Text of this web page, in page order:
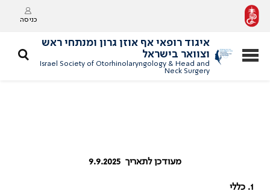
כניסה
איגוד רופאי אף אוזן גרון ומנתחי ראש
וצוואר בישראל
Israel Society of Otorhinolaryngology & Head and
Neck Surgery
מעודכן לתאריך 9.9.2025
1. כללי